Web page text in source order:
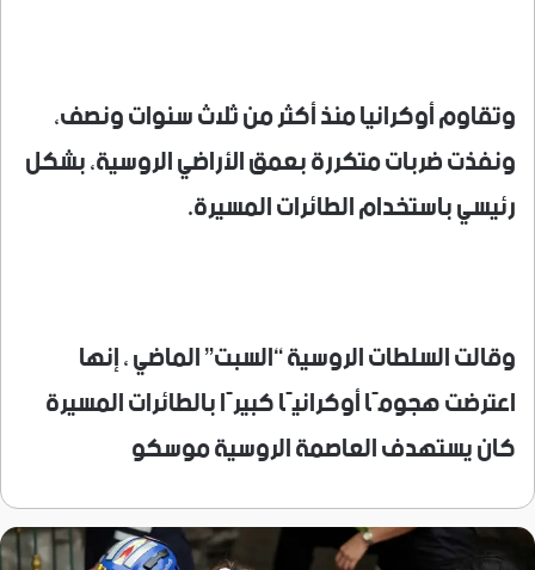
وتقاوم أوكرانيا منذ أكثر من ثلاث سنوات ونصف،
ونفذت ضربات متكررة بعمق الأراضي الروسية، بشكل
رئيسي باستخدام الطائرات المسيرة.
وقالت السلطات الروسية “السبت” الماضي ، إنها
اعترضت هجومًا أوكرانيًا كبيرًا بالطائرات المسيرة
كان يستهدف العاصمة الروسية موسكو